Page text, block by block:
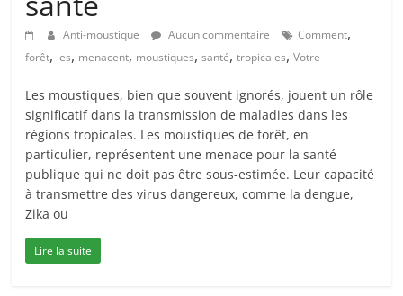
Anti-moustique Aucun commentaire Comment,
forêt, les, menacent, moustiques,santé,tropicales,Votre
Les moustiques, bien que souvent ignorés, jouent un rôle
significatif dans la transmission de maladies dans les
régions tropicales. Les moustiques de forêt, en
particulier, représentent une menace pour la santé
publique qui ne doit pas être sous-estimée. Leur capacité
à transmettre des virus dangereux, comme la dengue,
Zika ou
Lire la suite